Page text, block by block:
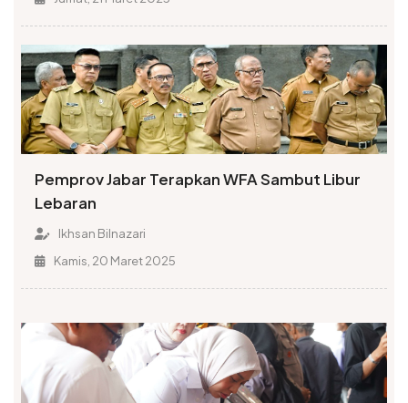
Pemprov Jabar Terapkan WFA Sambut Libur
Lebaran
Ikhsan Bilnazari
Kamis, 20 Maret 2025